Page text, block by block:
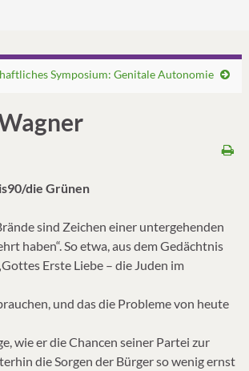
Symposium: Genitale Autonomie
die Grünen
sind Zeichen einer untergehenden
haben“. So etwa, aus dem Gedächtnis
Erste Liebe – die Juden im
und das die Probleme von heute
wie er die Chancen seiner Partei zur
die Sorgen der Bürger so wenig ernst